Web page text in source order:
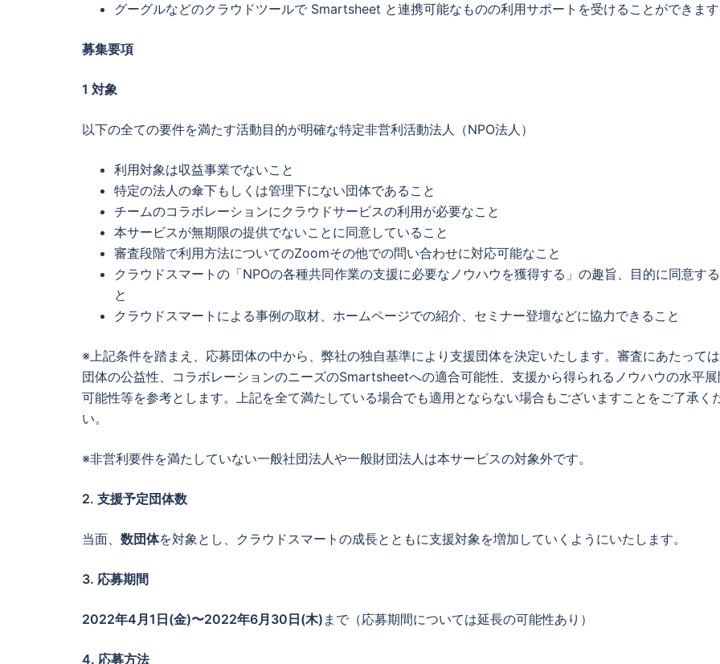
グーグルなどのクラウドツールで Smartsheet と連携可能なものの利用サポートを受けることができます
募集要項
1 対象
以下の全ての要件を満たす活動目的が明確な特定非営利活動法人（NPO法人）
利用対象は収益事業でないこと
特定の法人の傘下もしくは管理下にない団体であること
チームのコラボレーションにクラウドサービスの利用が必要なこと
本サービスが無期限の提供でないことに同意していること
審査段階で利用方法についてのZoomその他での問い合わせに対応可能なこと
クラウドスマートの「NPOの各種共同作業の支援に必要なノウハウを獲得する」の趣旨、目的に同意す
と
クラウドスマートによる事例の取材、ホームページでの紹介、セミナー登壇などに協力できること
※上記条件を踏まえ、応募団体の中から、弊社の独自基準により支援団体を決定いたします。審査にあたっては
団体の公益性、コラボレーションのニーズのSmartsheetへの適合可能性、支援から得られるノウハウの水平展
可能性等を参考とします。上記を全て満たしている場合でも適用とならない場合もございますことをご了承く
い。
※非営利要件を満たしていない一般社団法人や一般財団法人は本サービスの対象外です。
2. 支援予定団体数
当面、 数団体を対象とし、クラウドスマートの成長とともに支援対象を増加していくようにいたします。
3. 応募期間
2022年4月1日(金)〜2022年6月30日(木) まで（応募期間については延長の可能性あり）
4. 応募方法